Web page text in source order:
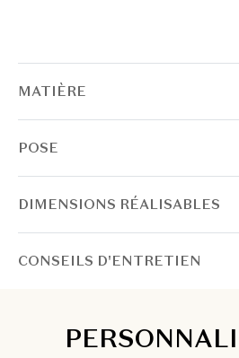
MATIÈRE
POSE
DIMENSIONS RÉALISABLES
CONSEILS D'ENTRETIEN